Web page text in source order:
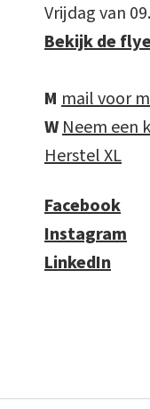
Vrijdag van
Bekijk de
M mail voor
WNeem een
Herstel XL
Facebook
Instagram
LinkedIn